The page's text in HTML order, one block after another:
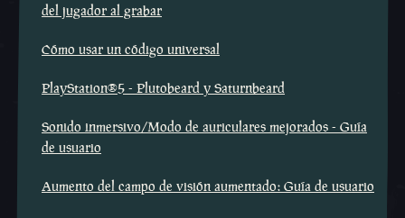
del jugador al grabar
Cómo usar un código universal
PlayStation®5 - Plutobeard y Saturnbeard
Sonido inmersivo/Modo de auriculares mejorados - Guía
de usuario
Aumento del campo de visión aumentado: Guía de usuario